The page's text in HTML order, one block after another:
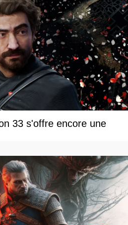
33 s'offre encore une